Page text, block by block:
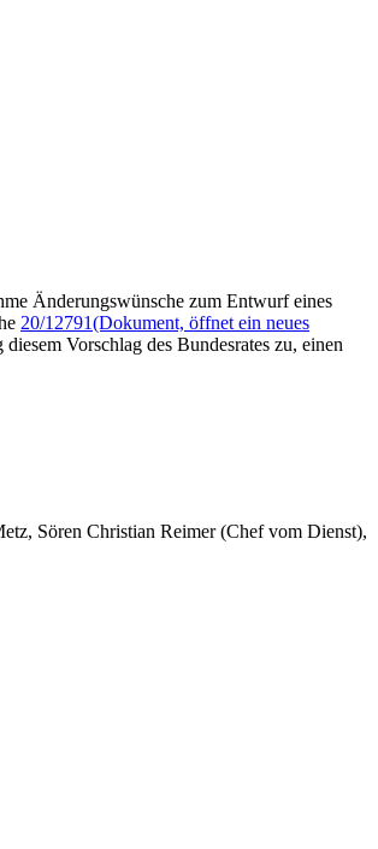
Änderungswünsche zum Entwurf eines
20/12791(Dokument, öffnet ein neues
Vorschlag des Bundesrates zu, einen
Sören Christian Reimer (Chef vom Dienst),